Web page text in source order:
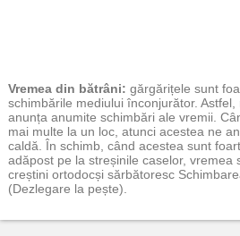
Vremea din bătrâni: gărgărițele sunt
schimbările mediului înconjurător.
anunța anumite schimbări ale vremii.
mai multe la un loc, atunci acestea ne
caldă. În schimb, când acestea sunt
adăpost pe la streșinile caselor, vremea
creștini ortodocși sărbătoresc
(Dezlegare la pește).